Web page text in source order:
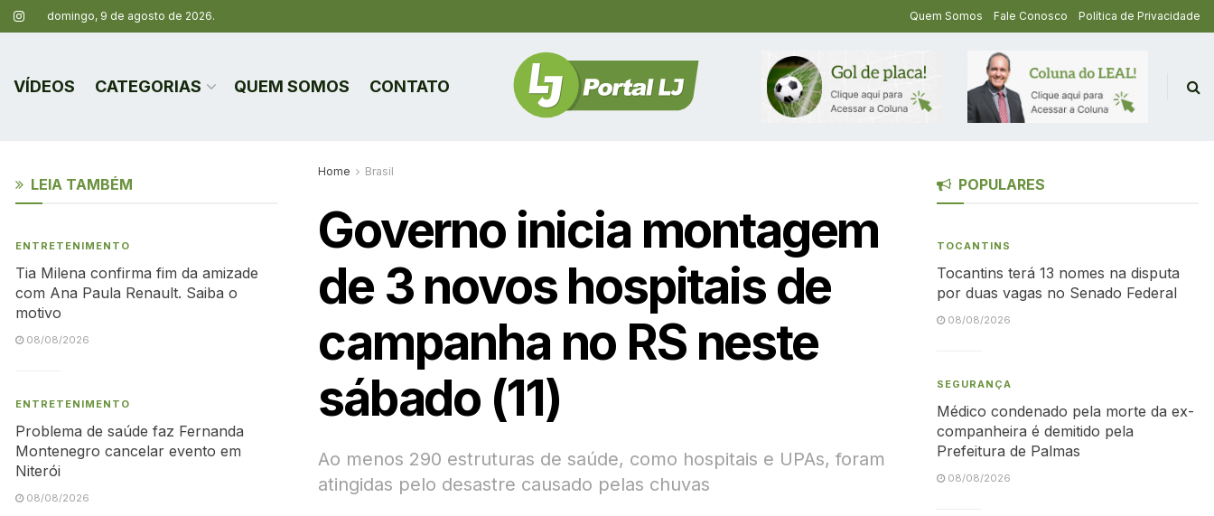
domingo, 9 de agosto de 2026. Quem Somos Fale Conosco Política de Privacidade
VÍDEOS CATEGORIAS QUEM SOMOS CONTATO
Home Brasil
Governo inicia montagem
de 3 novos hospitais de
campanha no RS neste
sábado (11)
Ao menos 290 estruturas de saúde, como hospitais e UPAs, foram
atingidas pelo desastre causado pelas chuvas
LEIA TAMBÉM
ENTRETENIMENTO
Tia Milena confirma fim da amizade
com Ana Paula Renault. Saiba o
motivo
08/08/2026
ENTRETENIMENTO
Problema de saúde faz Fernanda
Montenegro cancelar evento em
Niterói
08/08/2026
POPULARES
TOCANTINS
Tocantins terá 13 nomes na disputa
por duas vagas no Senado Federal
08/08/2026
SEGURANÇA
Médico condenado pela morte da ex-
companheira é demitido pela
Prefeitura de Palmas
08/08/2026